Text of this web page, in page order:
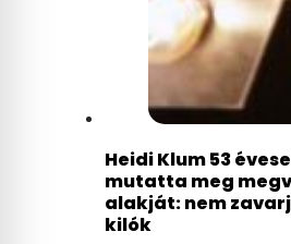
Heidi Klum 53
mutatta meg
alakját: nem
kilók